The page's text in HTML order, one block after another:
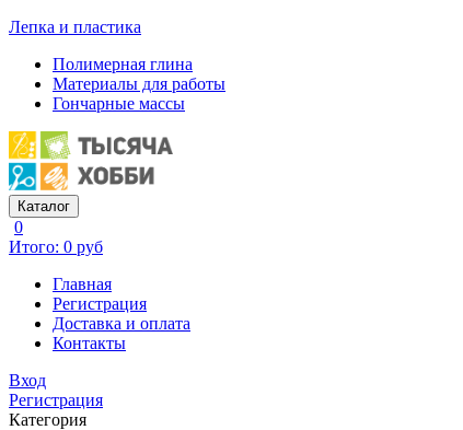
Лепка и пластика
Полимерная глина
Материалы для работы
Гончарные массы
Каталог
0
Итого: 0 руб
Главная
Регистрация
Доставка и оплата
Контакты
Вход
Регистрация
Категория